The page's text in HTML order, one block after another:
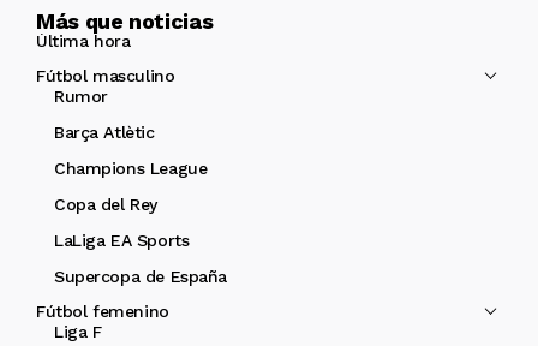
Más que noticias
Última hora
Fútbol masculino
Rumor
Barça Atlètic
Champions League
Copa del Rey
LaLiga EA Sports
Supercopa de España
Fútbol femenino
Liga F